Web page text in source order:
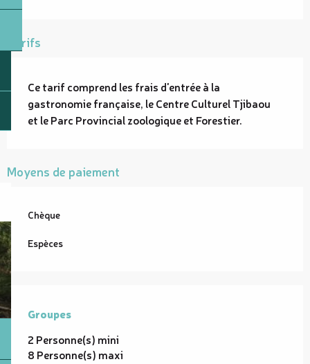
Tarifs
Ce tarif comprend les frais d'entrée à la
gastronomie française, le Centre Culturel Tjibaou
et le Parc Provincial zoologique et Forestier.
Moyens de paiement
Chèque
Espèces
Groupes
Groupes
2 Personne(s) mini
8 Personne(s) maxi